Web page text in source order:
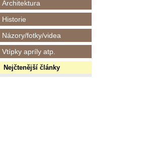
Architektura
Historie
Názory/fotky/videa
Vtípky apríly atp.
Nejčtenější články